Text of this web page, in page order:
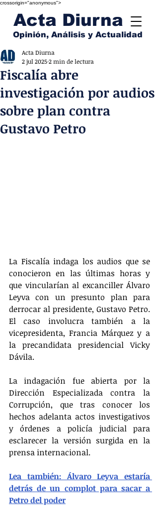
crossorigin="anonymous">
Acta Diurna
Opinión, Análisis y Actualidad
Fiscalía abre
investigación por audios
sobre plan contra
Gustavo Petro
Acta Diurna
2 jul 20252 min de lectura
La Fiscalía indaga los audios que se
conocieron en las últimas horas y
que vincularían al excanciller Álvaro
Leyva con un presunto plan para
derrocar al presidente, Gustavo Petro.
El caso involucra también a la
vicepresidenta, Francia Márquez y a
la precandidata presidencial Vicky
Dávila.
La indagación fue abierta por la
Dirección Especializada contra la
Corrupción, que tras conocer los
hechos adelanta actos investigativos
y órdenes a policía judicial para
esclarecer la versión surgida en la
prensa internacional.
Lea también: Álvaro Leyva estaría
detrás de un complot para sacar a
Petro del poder